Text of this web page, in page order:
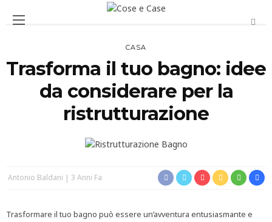
CASA
Trasforma il tuo bagno: idee
da considerare per la
ristrutturazione
Antonio Baldani 3 Anni Fa
Trasformare il tuo bagno può essere un’avventura entusiasmante e